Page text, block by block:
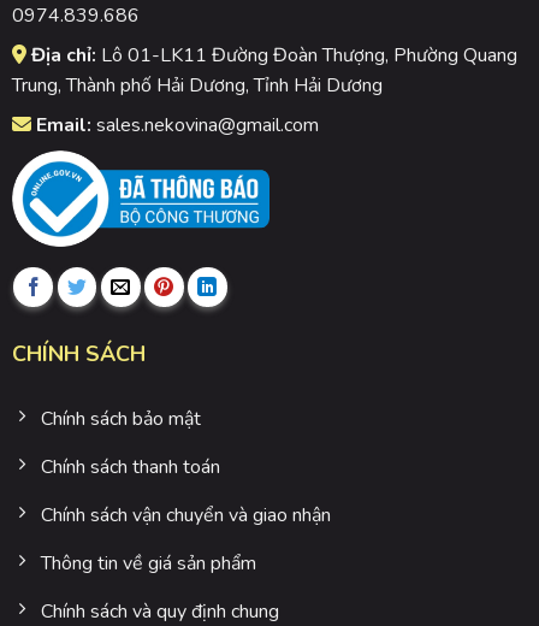
0974.839.686
Địa chỉ: Lô 01-LK11 Đường Đoàn Thượng, Phường Quang
Trung, Thành phố Hải Dương, Tỉnh Hải Dương
Email: sales.nekovina@gmail.com
CHÍNH SÁCH
Chính sách bảo mật
Chính sách thanh toán
Chính sách vận chuyển và giao nhận
Thông tin về giá sản phẩm
Chính sách và quy định chung